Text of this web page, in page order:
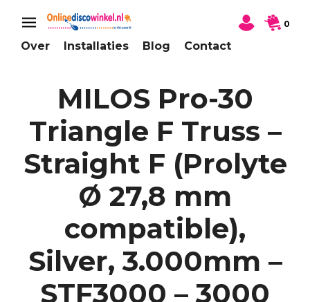
Over Installaties Blog Contact
0
MILOS Pro-30
Triangle F Truss –
Straight F (Prolyte
Ø 27,8 mm
compatible),
Silver, 3.000mm –
STF3000 – 3000